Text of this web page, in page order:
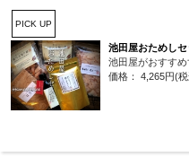
PICK UP
池田屋おためし
池田屋がおすす
価格： 4,265円(